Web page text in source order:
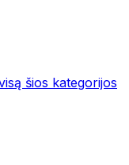
šios kategorijos